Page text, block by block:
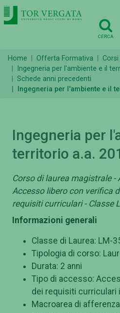
CERCA
Home Offerta Formativa
Ingegneria per l'ambiente e il
Schede anni precedenti
Ingegneria per l'ambiente e il
Ingegneria per
territorio a.a.
Corso di laurea magistrale -
Accesso libero con verifica
requisiti curriculari - Classe
Informazioni generali
Classe di Laurea: LM-
Tipologia di corso:
Durata: 2 anni
Tipo di accesso:
dei requisiti curriculari
Macroarea di